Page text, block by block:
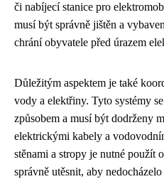
či nabíjecí stanice pro
musí být správně jištěn a
chrání obyvatele před úrazem
Důležitým aspektem je také
vody a elektřiny. Tyto systémy
způsobem a musí být dodrženy
elektrickými kabely a
stěnami a stropy je nutné použít
správně utěsnit, aby